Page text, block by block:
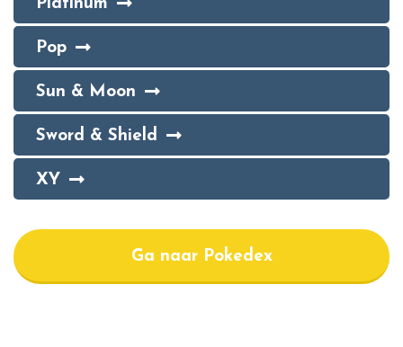
Platinum
Pop
Sun & Moon
Sword & Shield
XY
Ga naar Pokedex